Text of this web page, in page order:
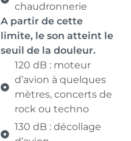
chaudronnerie
A partir de cette
limite, le son atteint le
seuil de la douleur.
120 dB : moteur
d’avion à quelques
mètres, concerts de
rock ou techno
130 dB : décollage